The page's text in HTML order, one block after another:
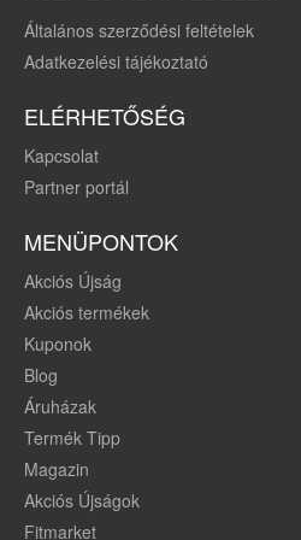
Általános szerződési feltételek
Adatkezelési tájékoztató
ELÉRHETŐSÉG
Kapcsolat
Partner portál
MENÜPONTOK
Akciós Újság
Akciós termékek
Kuponok
Blog
Áruházak
Termék Tipp
Magazin
Akciós Újságok
Fitmarket